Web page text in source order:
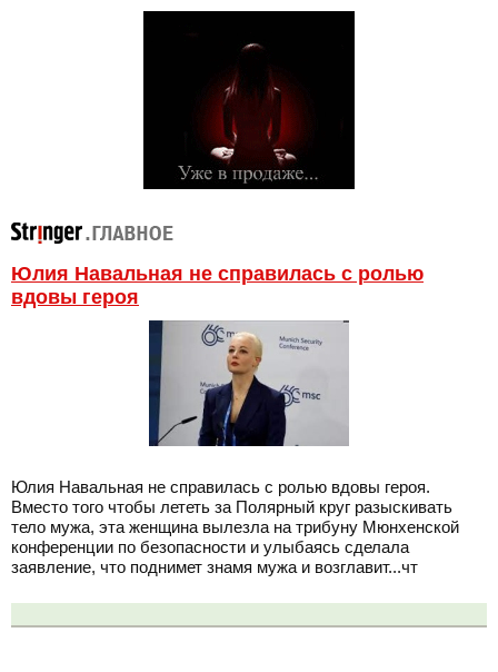
Юлия Навальная не справилась с ролью
вдовы героя
Юлия Навальная не справилась с ролью вдовы героя.
Вместо того чтобы лететь за Полярный круг разыскивать
тело мужа, эта женщина вылезла на трибуну Мюнхенской
конференции по безопасности и улыбаясь сделала
заявление, что поднимет знамя мужа и возглавит...чт